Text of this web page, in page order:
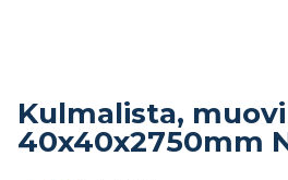
Kulmalista, muovi
40x40x2750mm